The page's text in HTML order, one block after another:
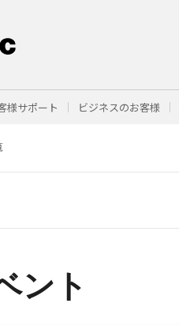
様サポート ビジネスのお客様
ント